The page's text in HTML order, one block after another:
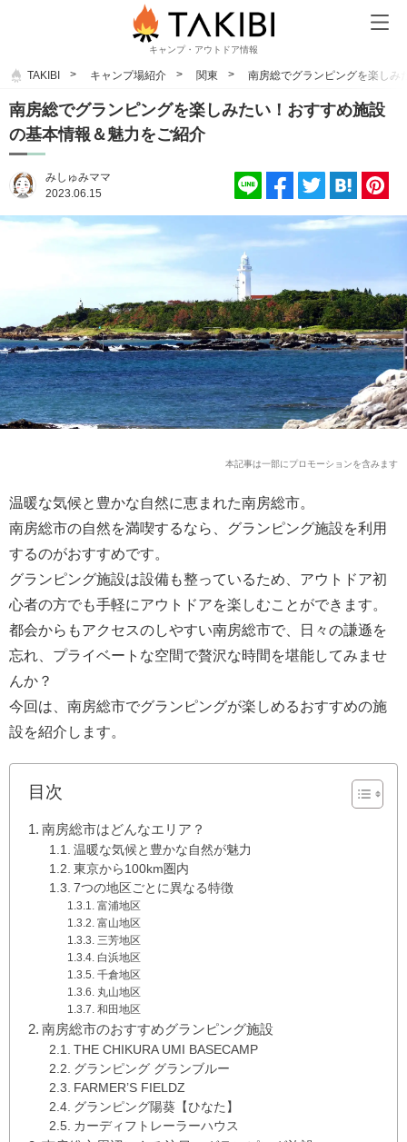
キャンプ・アウトドア情報
TAKIBI キャンプ場紹介 関東 南房総でグランピングを楽しみ
南房総でグランピングを楽しみたい！おすすめ施設
の基本情報＆魅力をご紹介
みしゅみママ
2023.06.15
本記事は一部にプロモーションを含みます
温暖な気候と豊かな自然に恵まれた南房総市。
南房総市の自然を満喫するなら、グランピング施設を利用
するのがおすすめです。
グランピング施設は設備も整っているため、アウトドア初
心者の方でも手軽にアウトドアを楽しむことができます。
都会からもアクセスのしやすい南房総市で、日々の謙遜を
忘れ、プライベートな空間で贅沢な時間を堪能してみませ
んか？
今回は、南房総市でグランピングが楽しめるおすすめの施
設を紹介します。
目次
南房総市はどんなエリア？
温暖な気候と豊かな自然が魅力
東京から100km圏内
7つの地区ごとに異なる特徴
富浦地区
富山地区
三芳地区
白浜地区
千倉地区
丸山地区
和田地区
南房総市のおすすめグランピング施設
THE CHIKURA UMI BASECAMP
グランピング グランブルー
FARMER’S FIELDZ
グランピング陽葵【ひなた】
カーディフトレーラーハウス